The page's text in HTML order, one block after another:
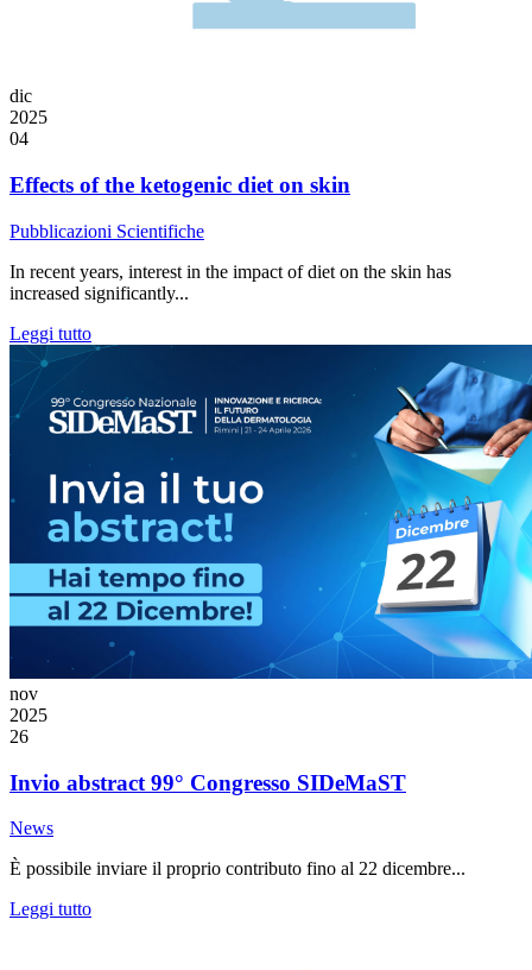
dic
2025
04
Effects of the ketogenic diet on skin
Pubblicazioni Scientifiche
In recent years, interest in the impact of diet on the skin has
increased significantly...
Leggi tutto
nov
2025
26
Invio abstract 99° Congresso SIDeMaST
News
È possibile inviare il proprio contributo fino al 22 dicembre...
Leggi tutto